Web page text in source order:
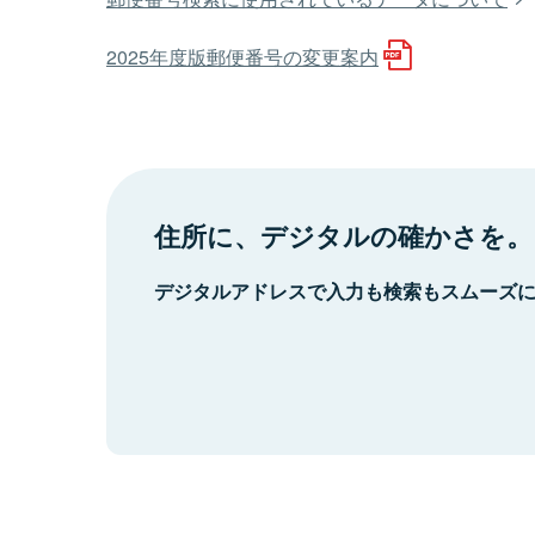
2025年度版郵便番号の変更案内
住所に、デジタルの確かさを。
デジタルアドレスで入力も検索もスムーズ